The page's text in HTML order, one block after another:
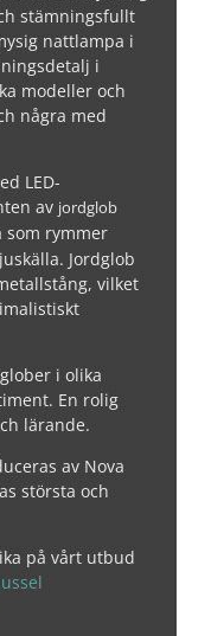
stämningsfullt
nattlampa i
i
modeller och
några med
LED-
av jordglob
som rymmer
Jordglob
vilket
i olika
En rolig
lärande.
av Nova
största och
på vårt utbud